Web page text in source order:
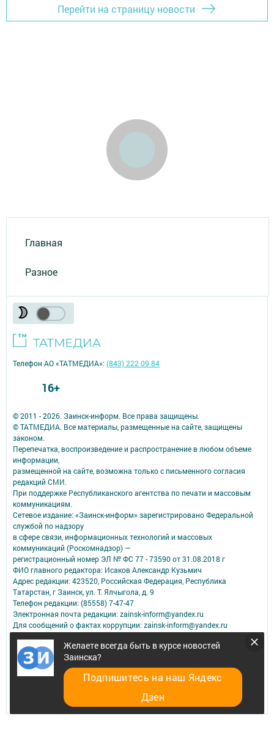
Перейти на страницу новости
Главная
Разное
Желаете всегда быть в курсе новостей
Заинска?
Подпишитесь на наш Яндекс
Дзен
© 2011 - 2026. Заинск-информ. Все права защищены.
© ТАТМЕДИА. Все материалы, размещенные на сайте, защищены
законом.
Перепечатка, воспроизведение и распространение в любом объеме
информации,
размещенной на сайте, возможна только с письменного согласия
редакций СМИ.
При поддержке Республиканского агентства по печати и массовым
коммуникациям.
Сетевое издание: «Заинск-информ» зарегистрировано Федеральной
службой по надзору
в сфере связи, информационных технологий и массовых
коммуникаций (Роскомнадзор) —
регистрационный номер ЭЛ № ФС 77 - 73590 от 31.08.2018 г
ФИО главного редактора: Исаков Александр Кузьмич
Адрес редакции: 423520, Российская Федерация, Республика
Татарстан, г Заинск, ул. Т. Ялчыгола, д. 9
Телефон редакции: (85558) 7-47-47
Электронная почта редакции: zainsk-inform@yandex.ru
Для сообщений о фактах коррупции: zainsk-inform@yandex.ru
Антикоррупционная политика
АО «ТАТМЕДИА» использует «cookie»для персонализации сервисов и
удобства пользователей сайтом.
Использование «cookie» можно отменить в настройках браузера.
Политика конфиденциальности
Телефон АО «ТАТМЕДИА»:(843) 222 09 84
16+